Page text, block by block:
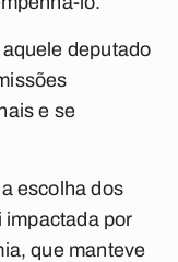
deputado
e se
escolha dos
impactada por
que manteve